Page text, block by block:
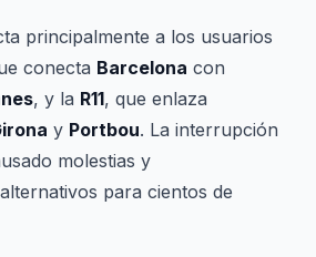
principalmente a los usuarios
conecta Barcelona con
, y la R11, que enlaza
y Portbou. La interrupción
molestias y
para cientos de